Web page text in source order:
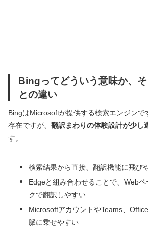
Bingってどういう意味か、
との違い
BingはMicrosoftが提供する検索エンジンで
存在ですが、 翻訳まわりの体験設計が少し
す。
検索結果から直接、翻訳機能に飛び
Edgeと組み合わせることで、Web
クで翻訳しやすい
MicrosoftアカウントやTeams、
脈に乗せやすい